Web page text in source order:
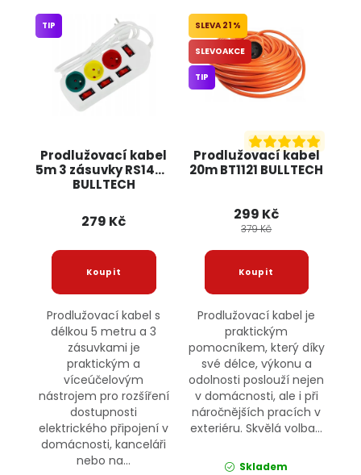
Prodlužovací kabel
5m 3 zásuvky RS1445
BULLTECH
TIP
279 Kč
Prodlužovací kabel s
délkou 5 metru a 3
zásuvkami je
praktickým a
víceúčelovým
nástrojem pro rozšíření
dostupnosti
elektrického připojení v
domácnosti, kanceláři
nebo na...
Prodlužovací kabel
20m BT1121 BULLTECH
21 %
SLEVOAKCE
TIP
299 Kč
379 Kč
Prodlužovací kabel je
praktickým
pomocníkem, který díky
své délce, výkonu a
odolnosti poslouží nejen
v domácnosti, ale i při
náročnějších pracích v
exteriéru. Skvělá volba...
Skladem